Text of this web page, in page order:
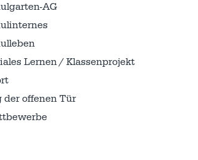
AG
Lernen / Klassenprojekt
der offenen Tür